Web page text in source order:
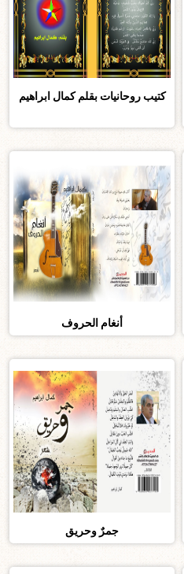
كتيب روحانيات بقلم كمال ابراهيم
أنغام الحروف
جمرٌ وحريق